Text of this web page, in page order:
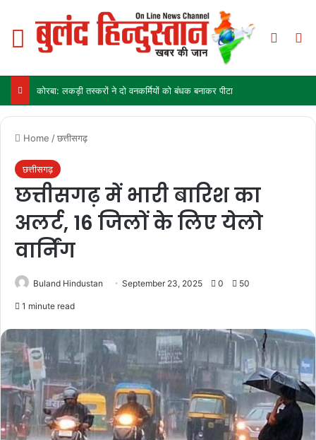
Menu
कोरबा: लकड़ी तस्करों ने दो वनकर्मियों को बंधक बनाकर पीटा
Home /छत्तीसगढ़
छत्तीसगढ़
छत्तीसगढ़ में भारी बारिश का
अलर्ट, 16 जिलों के लिए येलो
वार्निंग
Buland Hindustan September 23, 2025 0 50
1 minute read